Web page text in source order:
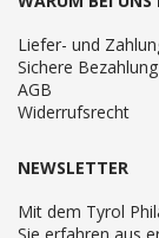
Liefer- und
Sichere Bezahlung
AGB
Widerrufsrecht
NEWSLETTER
Mit dem Tyrol